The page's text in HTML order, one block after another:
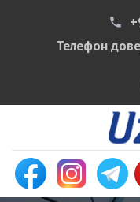
phone
Телефон